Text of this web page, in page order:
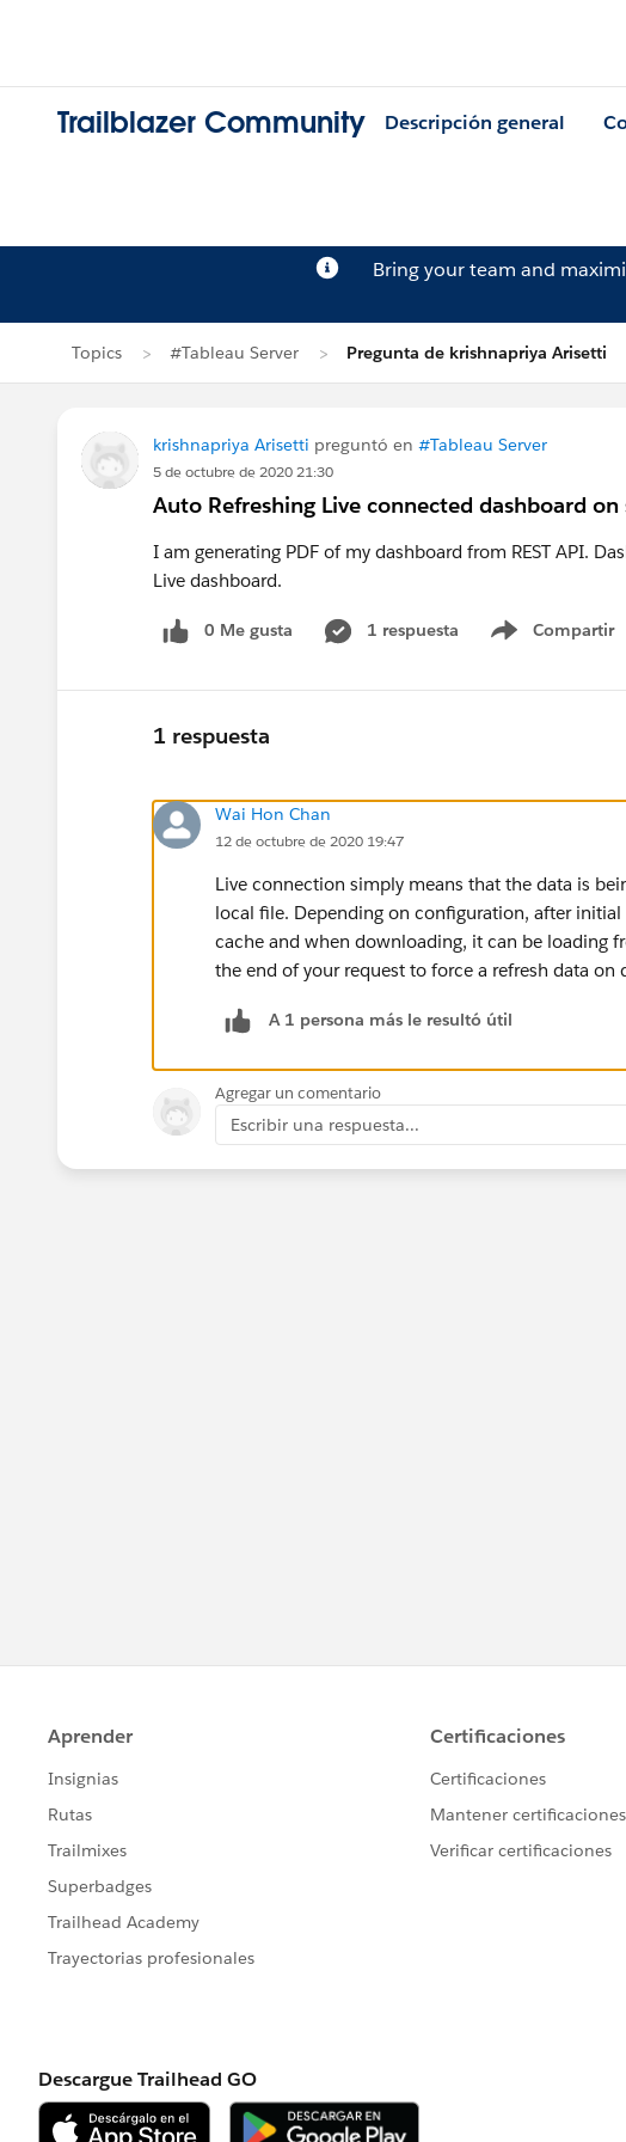
Trailblazer Community Descripción general
Bring your team and
Topics #Tableau Server Pregunta de krishnapriya Arisetti
krishnapriya Arisetti preguntó en #Tableau Server
5 de octubre de 2020 21:30
Auto Refreshing Live connected dashboard
I am generating PDF of my dashboard from REST API.
Live dashboard.
0 Me gusta 1 respuesta Compartir
Show menu
1 respuesta
Wai Hon Chan
12 de octubre de 2020 19:47
Live connection simply means that the data is
local file. Depending on configuration, after
cache and when downloading, it can be loading
the end of your request to force a refresh data on
A 1 persona más le resultó útil
Agregar un comentario
Escribir una respuesta...